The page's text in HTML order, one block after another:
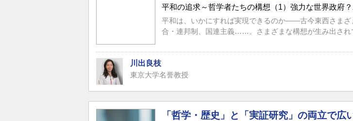
平和の追求～哲学者たちの構想（1）強力な世界政府
平和は、いかにすれば実現できるのか――古今東西さま
合・連邦制、国連主義……。さまざまな構想が生み出さ
川出良枝
東京大学名誉教授
「哲学・歴史」と「実証研究」の両立で広